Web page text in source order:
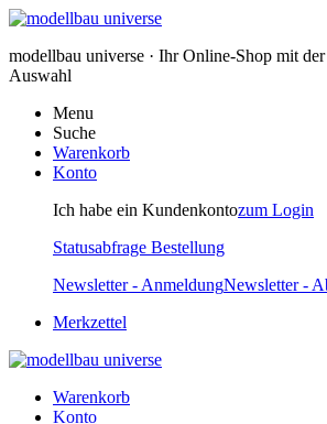
modellbau universe · Ihr Online-Shop mit
Auswahl
Menu
Suche
Warenkorb
Konto
Ich habe ein Kundenkontozum Login
Statusabfrage Bestellung
Newsletter - AnmeldungNewsletter -
Merkzettel
Warenkorb
Konto